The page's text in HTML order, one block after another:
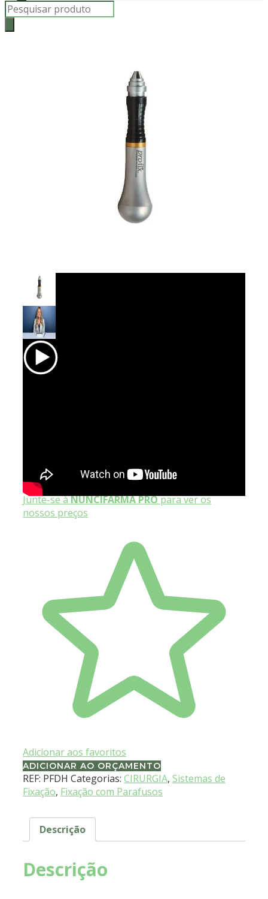
Products
search
OSTEOGENICS
Junte-se àNUNCIFARMA PROpara ver os
nossos preços
Adicionar aos favoritos
ADICIONAR AO ORÇAMENTO
REF: PFDH Categorias: CIRURGIA, Sistemas de
Fixação, Fixação com Parafusos
Descrição
Descrição